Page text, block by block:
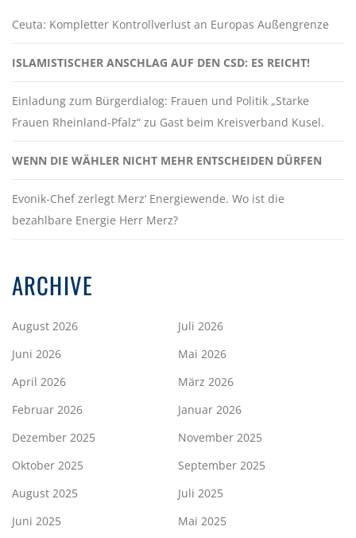
Ceuta: Kompletter Kontrollverlust an Europas Außengrenze
ISLAMISTISCHER ANSCHLAG AUF DEN CSD: ES REICHT!
Einladung zum Bürgerdialog: Frauen und Politik „Starke
Frauen Rheinland-Pfalz“ zu Gast beim Kreisverband Kusel.
WENN DIE WÄHLER NICHT MEHR ENTSCHEIDEN DÜRFEN
Evonik-Chef zerlegt Merz‘ Energiewende. Wo ist die
bezahlbare Energie Herr Merz?
ARCHIVE
August 2026
Juli 2026
Juni 2026
Mai 2026
April 2026
März 2026
Februar 2026
Januar 2026
Dezember 2025
November 2025
Oktober 2025
September 2025
August 2025
Juli 2025
Juni 2025
Mai 2025